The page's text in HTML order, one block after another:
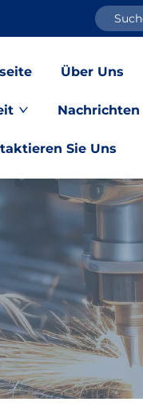
Über Uns
Nachrichten
Sie Uns